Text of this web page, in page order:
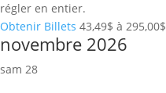
régler en entier.
Obtenir Billets 43,49$ à 295,00$
novembre 2026
sam 28